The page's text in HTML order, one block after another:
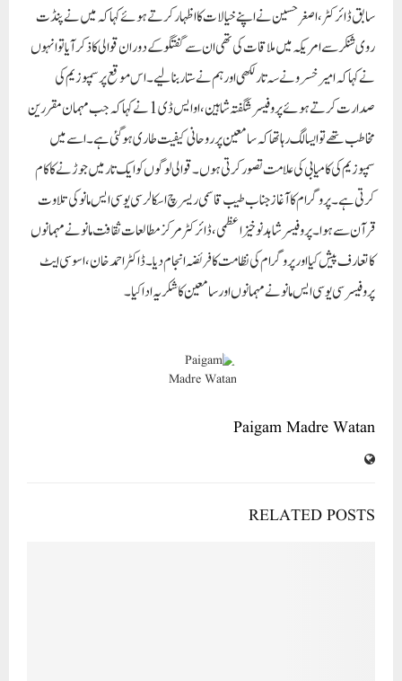
سابق ڈائرکٹر، اصغر حسین نے اپنے خیالات کا اظہارکرتے ہوئے کہا کہ میں نے پنڈت
روی شنکر سے امریکہ میں ملاقات کی تھی ان سے گفتگو کے دوران قوالی کا ذکر آیا تو انہوں
نے کہا کہ امیر خسرو نے سہ تار لکھی اور ہم نے ستار بنا لیے ۔اس موقع پر سمپوزیم کی
صدارت کرتے ہوئے پروفیسر شگفتہ شاہین ،او ایس ڈی 1 نے کہا کہ جب مہمان مقررین
مخاطب تھے تو ایسا لگ رہا تھا کہ سامعین پر روحانی کیفیت طاری ہوگئی ہے ۔اسے میں
سمپوزیم کی کامیابی کی علامت تصور کرتی ہوں ۔قوالی لوگوں کو ایک تار میں جوڑنے کا کام
کرتی ہے ۔پروگرام کا آغاز جناب طیب قاسمی ریسرچ اسکالر سی یو سی ایس مانو کی تلاوت
قرآن سے ہوا۔ پروفیسر شاہد نوخیز اعظمی ،ڈائرکٹر مرکز مطالعات ثقافت مانو نے مہمانوں
کا تعارف پیش کیا اور پروگرام کی نظامت کا فریضہ انجام دیا۔ڈاکٹر احمد خان، اسوسی ایٹ
پروفیسر سی یو سی ایس مانو نے مہمانوں اور سامعین کا شکریہ ادا کیا۔
Paigam Madre Watan
RELATED POSTS